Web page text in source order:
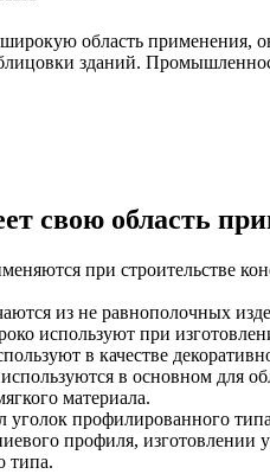
область применения,
зданий.
свою область
при строительстве
из не равнополочных
используют при
в качестве
в основном для
материала.
профилированного
профиля, изготовлении
типа.